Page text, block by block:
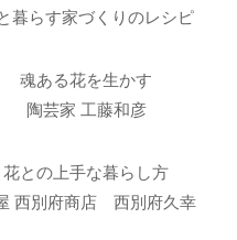
暮らす家づくりのレシピ
魂ある花を生かす
陶芸家 工藤和彦
花との上手な暮らし方
西別府商店 西別府久幸